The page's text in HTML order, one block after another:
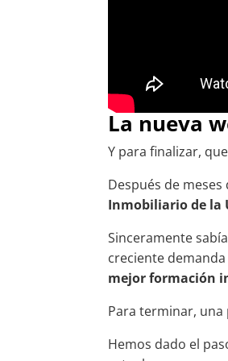
La nueva
Y para finalizar,
Después de
Inmobiliario de la
Sinceramente
creciente
mejor formación
Para terminar, una
Hemos dado el